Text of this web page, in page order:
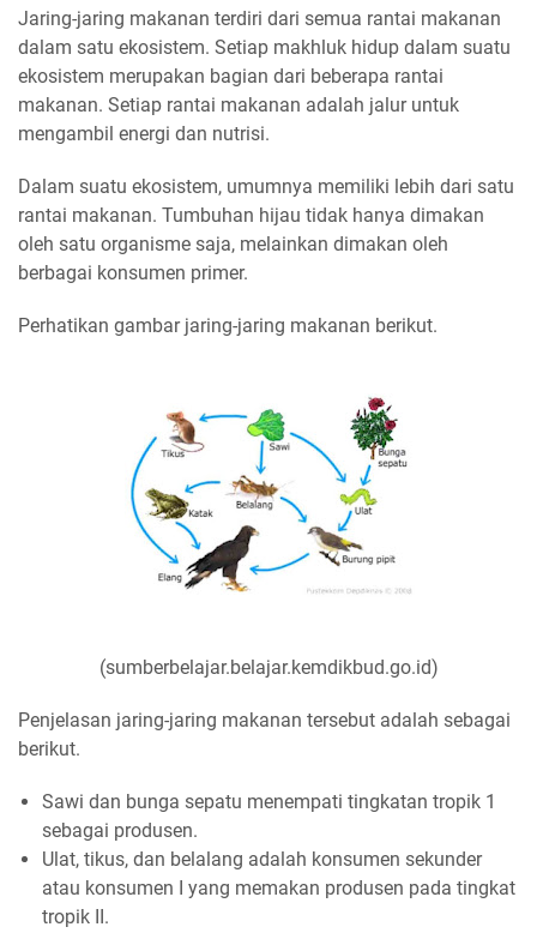
Jaring-jaring makanan terdiri dari semua rantai makanan
dalam satu ekosistem. Setiap makhluk hidup dalam suatu
ekosistem merupakan bagian dari beberapa rantai
makanan. Setiap rantai makanan adalah jalur untuk
mengambil energi dan nutrisi.
Dalam suatu ekosistem, umumnya memiliki lebih dari satu
rantai makanan. Tumbuhan hijau tidak hanya dimakan
oleh satu organisme saja, melainkan dimakan oleh
berbagai konsumen primer.
Perhatikan gambar jaring-jaring makanan berikut.
(sumberbelajar.belajar.kemdikbud.go.id)
Penjelasan jaring-jaring makanan tersebut adalah sebagai
berikut.
Sawi dan bunga sepatu menempati tingkatan tropik 1
sebagai produsen.
Ulat, tikus, dan belalang adalah konsumen sekunder
atau konsumen I yang memakan produsen pada tingkat
tropik II.